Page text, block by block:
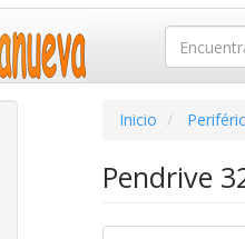
Inicio
Pendrive